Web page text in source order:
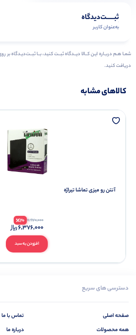
ثبـــــت‌دیدگاه
به‌عنوان کاربر
دریافت کنید.
کالاهای مشابه
آنتن رو میزی تماشا تیراژه
افزودن به سبد
7,970,000
20
6,376,000
دسترسی های سریع
صفحه اصلی
همه محصولات
تماس با ما
درباره ما